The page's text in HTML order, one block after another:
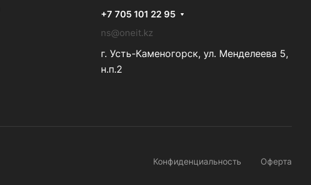
+7 705 101 22 95
ns@oneit.kz
г. Усть-Каменогорск, ул. Менделеева 5,
н.п.2
Конфиденциальность Оферта